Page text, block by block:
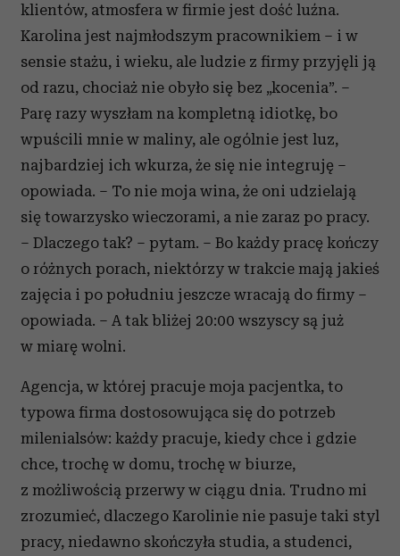
klientów, atmosfera w firmie jest dość luźna.
Karolina jest najmłodszym pracownikiem – i w
sensie stażu, i wieku, ale ludzie z firmy przyjęli ją
od razu, chociaż nie obyło się bez „kocenia”. –
Parę razy wyszłam na kompletną idiotkę, bo
wpuścili mnie w maliny, ale ogólnie jest luz,
najbardziej ich wkurza, że się nie integruję –
opowiada. – To nie moja wina, że oni udzielają
się towarzysko wieczorami, a nie zaraz po pracy.
– Dlaczego tak? – pytam. – Bo każdy pracę kończy
o różnych porach, niektórzy w trakcie mają jakieś
zajęcia i po południu jeszcze wracają do firmy –
opowiada. – A tak bliżej 20:00 wszyscy są już
w miarę wolni.
Agencja, w której pracuje moja pacjentka, to
typowa firma dostosowująca się do potrzeb
milenialsów: każdy pracuje, kiedy chce i gdzie
chce, trochę w domu, trochę w biurze,
z możliwością przerwy w ciągu dnia. Trudno mi
zrozumieć, dlaczego Karolinie nie pasuje taki styl
pracy, niedawno skończyła studia, a studenci,